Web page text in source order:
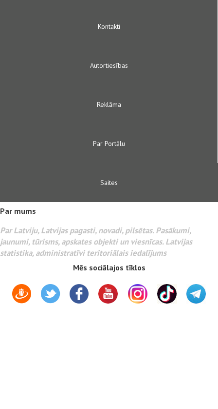
Kontakti
Autortiesības
Reklāma
Par Portālu
Saites
Par mums
Par Latviju, Latvijas pagasti, novadi, pilsētas. Pasākumi,
jaunumi, tūrisms, apskates objekti un viesnīcas. Latvijas
statistika, administratīvi teritoriālais iedalījums
Mēs sociālajos tīklos